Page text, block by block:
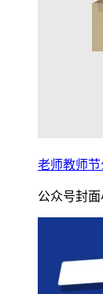
老师教师
公众号封面